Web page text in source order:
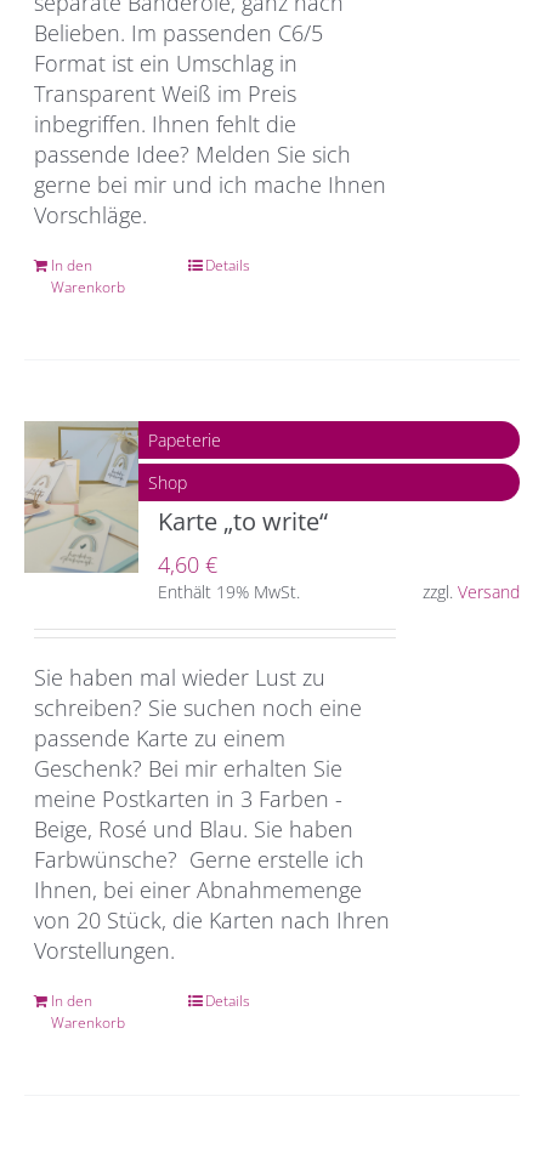
Belieben. Im passenden C6/5
Format ist ein Umschlag in
Transparent Weiß im Preis
inbegriffen. Ihnen fehlt die
passende Idee? Melden Sie sich
gerne bei mir und ich mache Ihnen
Vorschläge.
In den
Warenkorb
Details
Papeterie
Shop
Karte „to write“
4,60€
Enthält 19% MwSt. zzgl. Versand
Sie haben mal wieder Lust zu
schreiben? Sie suchen noch eine
passende Karte zu einem
Geschenk? Bei mir erhalten Sie
meine Postkarten in 3 Farben -
Beige, Rosé und Blau. Sie haben
Farbwünsche? Gerne erstelle ich
Ihnen, bei einer Abnahmemenge
von 20 Stück, die Karten nach Ihren
Vorstellungen.
In den
Warenkorb
Details